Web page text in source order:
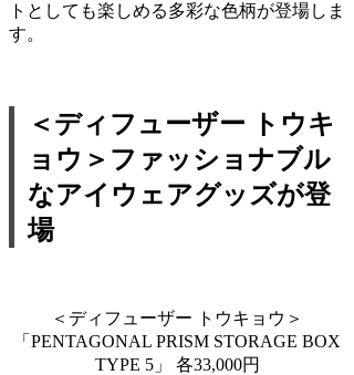
トとしても楽しめる多彩な色柄が登場しま
す。
＜ディフューザー トウキ
ョウ＞ファッショナブル
なアイウェアグッズが登
場
＜ディフューザー トウキョウ＞
「PENTAGONAL PRISM STORAGE BOX
TYPE 5」 各33,000円